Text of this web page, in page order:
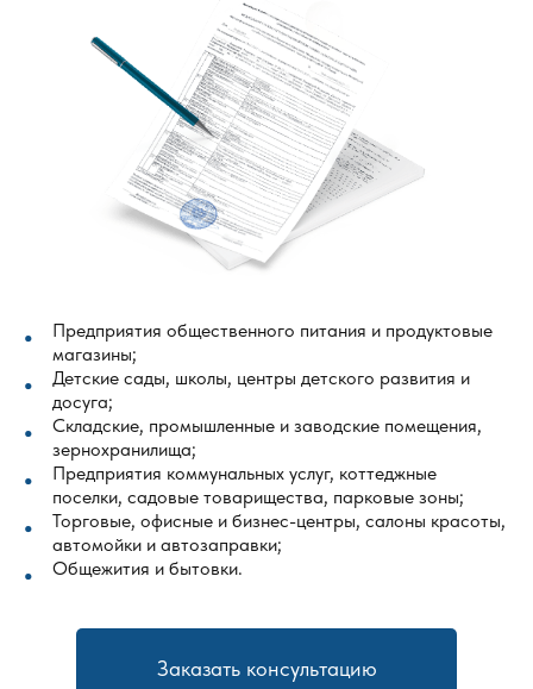
Предприятия общественного питания и продуктовые
магазины;
Детские сады, школы, центры детского развития и
досуга;
Складские, промышленные и заводские помещения,
зернохранилища;
Предприятия коммунальных услуг, коттеджные
поселки, садовые товарищества, парковые зоны;
Торговые, офисные и бизнес-центры, салоны красоты,
автомойки и автозаправки;
Общежития и бытовки.
Заказать консультацию